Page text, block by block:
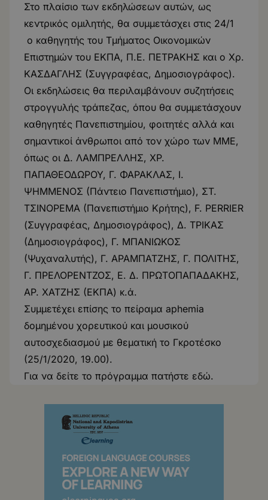
Στο πλαίσιο των εκδηλώσεων αυτών, ως
κεντρικός ομιλητής, θα συμμετάσχει στις 24/1
ο καθηγητής του Τμήματος Οικονομικών
Επιστημών του ΕΚΠΑ, Π.Ε. ΠΕΤΡΑΚΗΣ και ο Χρ.
ΚΑΣΔΑΓΛΗΣ (Συγγραφέας, Δημοσιογράφος).
Οι εκδηλώσεις θα περιλαμβάνουν συζητήσεις
στρογγυλής τράπεζας, όπου θα συμμετάσχουν
καθηγητές Πανεπιστημίου, φοιτητές αλλά και
σημαντικοί άνθρωποι από τον χώρο των ΜΜΕ,
όπως οι Δ. ΛΑΜΠΡΕΛΛΗΣ, ΧΡ.
ΠΑΠΑΘΕΟΔΩΡΟΥ, Γ. ΦΑΡΑΚΛΑΣ, Ι.
ΨΗΜΜΕΝΟΣ (Πάντειο Πανεπιστήμιο), ΣΤ.
ΤΣΙΝΟΡΕΜΑ (Πανεπιστήμιο Κρήτης), F. PERRIER
(Συγγραφέας, Δημοσιογράφος), Δ. ΤΡΙΚΑΣ
(Δημοσιογράφος), Γ. ΜΠΑΝΙΩΚΟΣ
(Ψυχαναλυτής), Γ. ΑΡΑΜΠΑΤΖΗΣ, Γ. ΠΟΛΙΤΗΣ,
Γ. ΠΡΕΛΟΡΕΝΤΖΟΣ, Ε. Δ. ΠΡΩΤΟΠΑΠΑΔΑΚΗΣ,
ΑΡ. ΧΑΤΖΗΣ (ΕΚΠΑ) κ.ά.
Συμμετέχει επίσης το πείραμα aphemia
δομημένου χορευτικού και μουσικού
αυτοσχεδιασμού με θεματική το Γκροτέσκο
(25/1/2020, 19.00).
Για να δείτε το πρόγραμμα πατήστε εδώ.